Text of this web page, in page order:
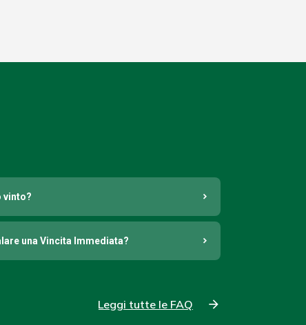
vinto?
una Vincita Immediata?
Leggi tutte le FAQ